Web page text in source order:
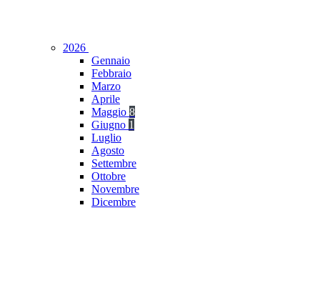
2026
Gennaio
Febbraio
Marzo
Aprile
Maggio 8
Giugno 1
Luglio
Agosto
Settembre
Ottobre
Novembre
Dicembre